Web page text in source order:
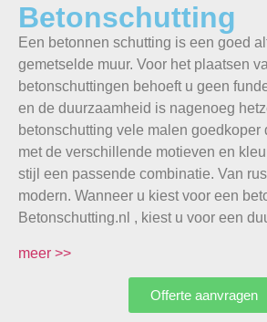
Betonschutting
Een betonnen schutting is een goed
gemetselde muur. Voor het plaatsen
betonschuttingen behoeft u geen
en de duurzaamheid is nagenoeg
betonschutting vele malen goedkoper
met de verschillende motieven en
stijl een passende combinatie. Van
modern. Wanneer u kiest voor een
Betonschutting.nl , kiest u voor een
meer >>
Offerte aanvragen